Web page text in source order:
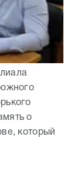
о
который